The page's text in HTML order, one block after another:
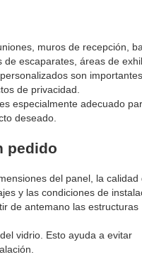
muros de recepción,
escaparates, áreas de
son
de privacidad.
especialmente adecuado
deseado.
pedido
del panel, la calidad
y las condiciones de
de antemano las estructuras
vidrio. Esto ayuda a evitar